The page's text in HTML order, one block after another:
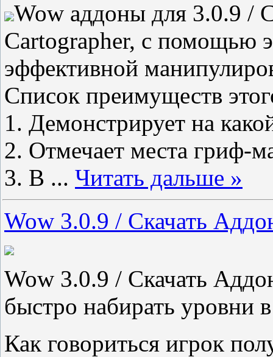
Wow аддоны для 3.0.9 /
Cartographer, с помощью
эффективной
Список преимуществ
1. Демонстрирует на
2. Отмечает места гриф-
3. В ... Читать дальше »
Wow 3.0.9 / Скачать
Wow 3.0.9 / Скачать
быстро набирать уровни
Как говориться игрок